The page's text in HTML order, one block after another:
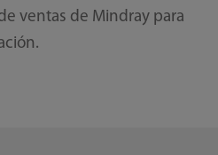
ventas de Mindray para